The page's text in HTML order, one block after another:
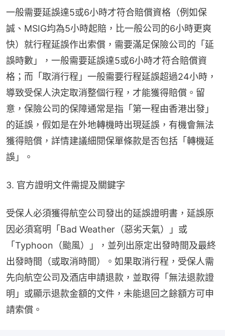
一般需要延誤達5或6小時才符合賠償資格（例如保
誠、MSIG均為5小時起賠，比一般公司的6小時更爽
快）就行程延誤作出索償，需要滿足保險公司的「延
誤時數」，一般需要延誤達5或6小時才符合賠償資
格；而「取消行程」一般需要行程延誤超過24小時，
導致受保人決定取消整個行程，才能獲得賠償。留
意，保險公司的保障通常是指「第一程由香港出發」
的延誤，假如是在外地轉機時出現延誤，有機會無法
獲得賠償，詳情建議細閱保單條款是否包括「轉機延
誤」。
3. 官方證明文件需提及關鍵字
受保人必須獲得航空公司發出的延誤證明書，延誤原
因必須寫明「Bad Weather（惡劣天氣）」或
「Typhoon（颱風）」，並列出原定出發時間及最終
出發時間（或取消時間）。如果取消行程，受保人需
先向航空公司及酒店申請退款，並取得「無法退款證
明」或顯示退款金額的文件，未能退回之餘額方可申
請索償。